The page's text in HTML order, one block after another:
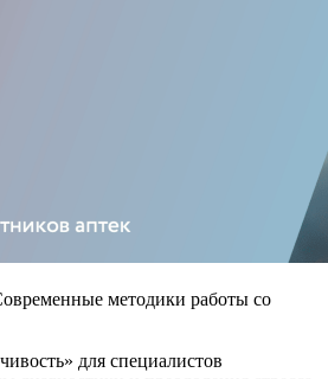
методики работы со
для специалистов